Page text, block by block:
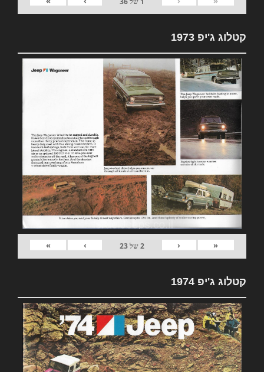
קטלוג ג'יפ 1973
«
‹
2של23
›
»
קטלוג ג'יפ 1974